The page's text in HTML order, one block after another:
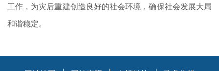
工作，为灾后重建创造良好的社会环境，确保社会发展大局
和谐稳定。